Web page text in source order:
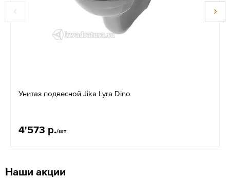
Унитаз подвесной Jika Lyra Dino
4'573 р./шт
Наши акции